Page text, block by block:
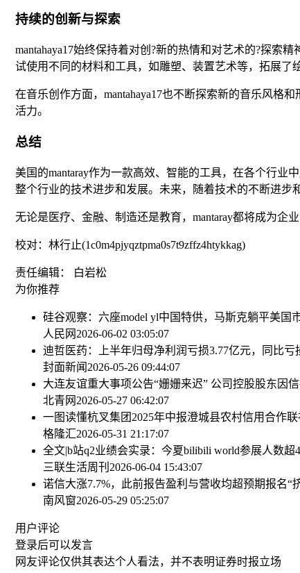
持续的创新与探索
mantahaya17始终保持着对创?新的热情和对艺术的?探索
试使用不同的材料和工具，如雕塑、装置艺术等，拓展了
在音乐创作方面，mantahaya17也不断探索新的音乐风格
活力。
总结
美国的mantaray作为一款高效、智能的工具，在各个行业
整个行业的技术进步和发展。未来，随着技术的不断进步
无论是医疗、金融、制造还是教育，mantaray都将成为企
校对：林行止(1c0m4pjyqztpma0s7t9zffz4htykkag)
责任编辑： 白岩松
为你推荐
硅谷观察：六座model yl中国特供，马斯克躺平美国
人民网 2026-06-02 03:05:07
迪哲医药：上半年归母净利润亏损3.77亿元，同比亏
封面新闻 2026-05-26 09:44:07
大连友谊重大事项公告“姗姗来迟” 公司控股股东因
北青网 2026-05-27 06:42:07
一图读懂杭叉集团2025年中报澄城县农村信用合作
格隆汇2026-05-31 21:17:07
全文|b站q2业绩会实录：今夏bilibili world参展人数超
三联生活周刊 2026-06-04 15:43:07
诺信大涨7.7%，此前报告盈利与营收均超预期报名“
南风窗2026-05-29 05:25:07
用户评论
登录后可以发言
网友评论仅供其表达个人看法，并不表明证券时报立场